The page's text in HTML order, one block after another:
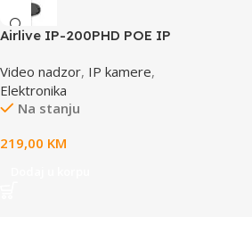
Airlive IP-200PHD POE IP
Video nadzor, IP kamere,
Elektronika
Na stanju
219,00 KM